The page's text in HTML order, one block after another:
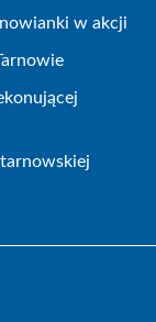
w akcji